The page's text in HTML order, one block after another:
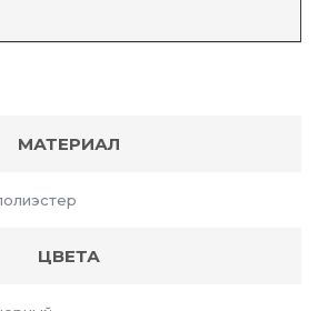
МАТЕРИАЛ
ЦВЕТА